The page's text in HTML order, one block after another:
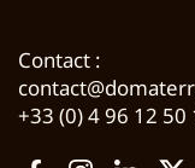
Contact :
+33 (0) 4 96 12 50